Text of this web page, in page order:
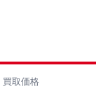
買取価格